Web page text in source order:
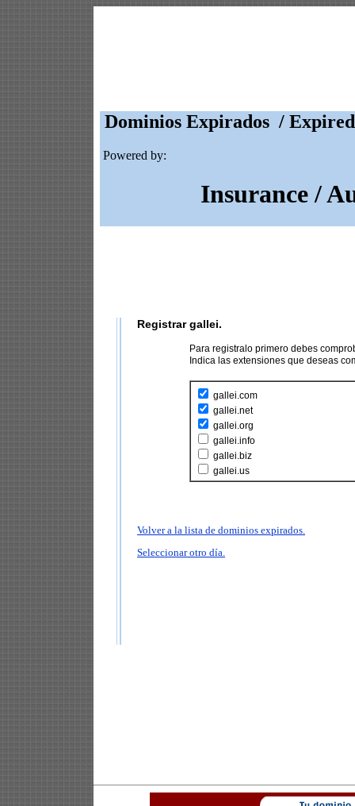
Dominios Expirados /
Powered by:
Insurance /
Registrar gallei.
Para registralo primero debes
Indica las extensiones que deseas
gallei.com
gallei.net
gallei.org
gallei.info
gallei.biz
gallei.us
Volver a la lista de dominios expirados.
Seleccionar otro día.